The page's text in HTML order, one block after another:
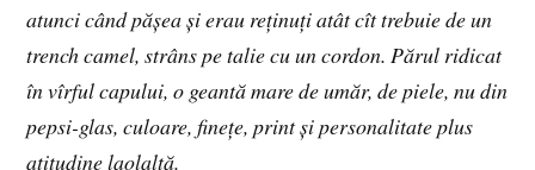
atunci când pășea și erau reținuți atât cît trebuie de un
trench camel, strâns pe talie cu un cordon. Părul ridicat
în vîrful capului, o geantă mare de umăr, de piele, nu din
pepsi-glas, culoare, finețe, print și personalitate plus
atitudine laolaltă.